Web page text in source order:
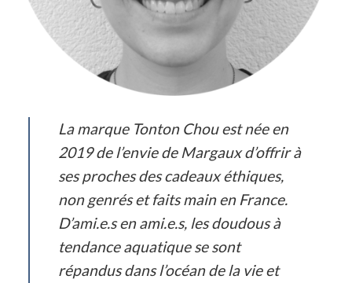
La marque Tonton Chou est née en
2019 de l’envie de Margaux d’offrir à
ses proches des cadeaux éthiques,
non genrés et faits main en France.
D’ami.e.s en ami.e.s, les doudous à
tendance aquatique se sont
répandus dans l’océan de la vie et